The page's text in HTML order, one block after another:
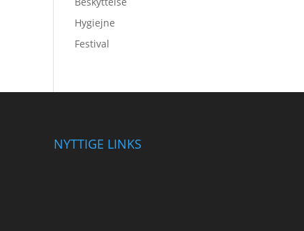
Hygiejne
Festival
NYTTIGE LINKS